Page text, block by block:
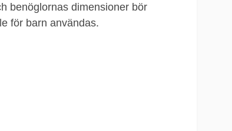
benöglornas dimensioner bör
för barn användas.